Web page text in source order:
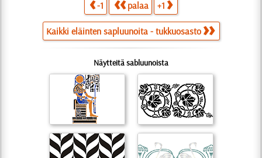
-1 palaa +1
Kaikki eläinten sapluunoita - tukkuosasto
Näytteitä sabluunoista